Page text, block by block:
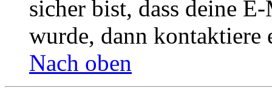
sicher bist, dass deine
wurde, dann kontaktiere
Nach oben